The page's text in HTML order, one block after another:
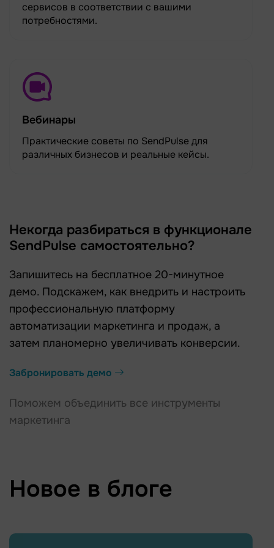
сервисов в соответствии с вашими
потребностями.
Вебинары
Практические советы по SendPulse для
различных бизнесов и реальные кейсы.
Некогда разбираться в функционале
SendPulse самостоятельно?
Запишитесь на бесплатное 20-минутное
демо. Подскажем, как внедрить и настроить
профессиональную платформу
автоматизации маркетинга и продаж, а
затем планомерно увеличивать конверсии.
Забронировать демо
Поможем объединить все инструменты
маркетинга
Новое в блоге